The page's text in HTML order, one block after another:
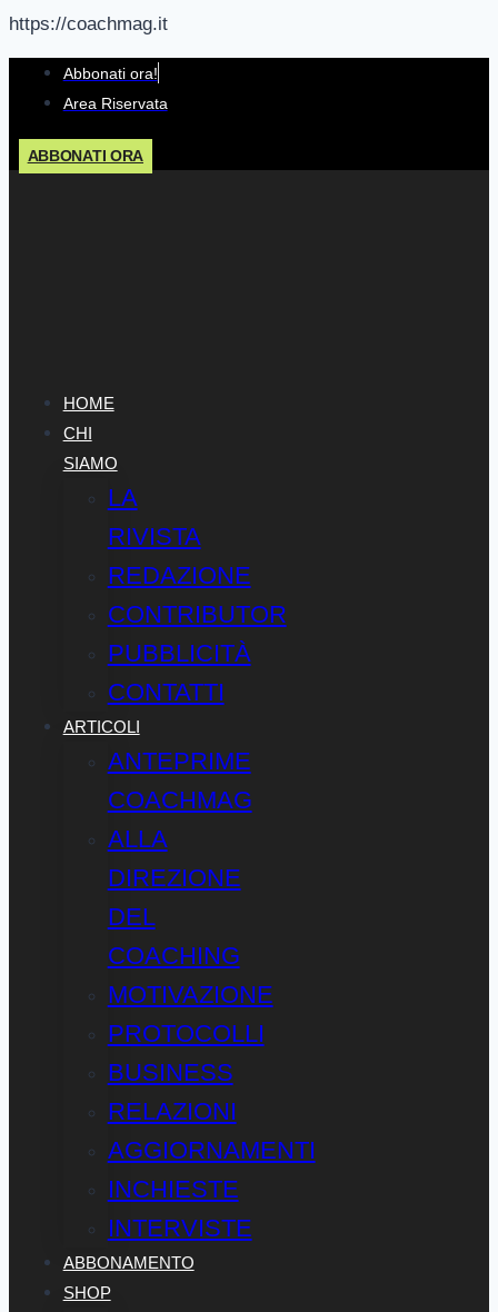
https://coachmag.it
Salta
contenuto
Abbonati ora!
Area Riservata
ABBONATI ORA
HOME
CHI
SIAMO
LA
RIVISTA
REDAZIONE
CONTRIBUTOR
PUBBLICITÀ
CONTATTI
ARTICOLI
ANTEPRIME
COACHMAG
ALLA
DIREZIONE
DEL
COACHING
MOTIVAZIONE
PROTOCOLLI
BUSINESS
RELAZIONI
AGGIORNAMENTI
INCHIESTE
INTERVISTE
ABBONAMENTO
SHOP